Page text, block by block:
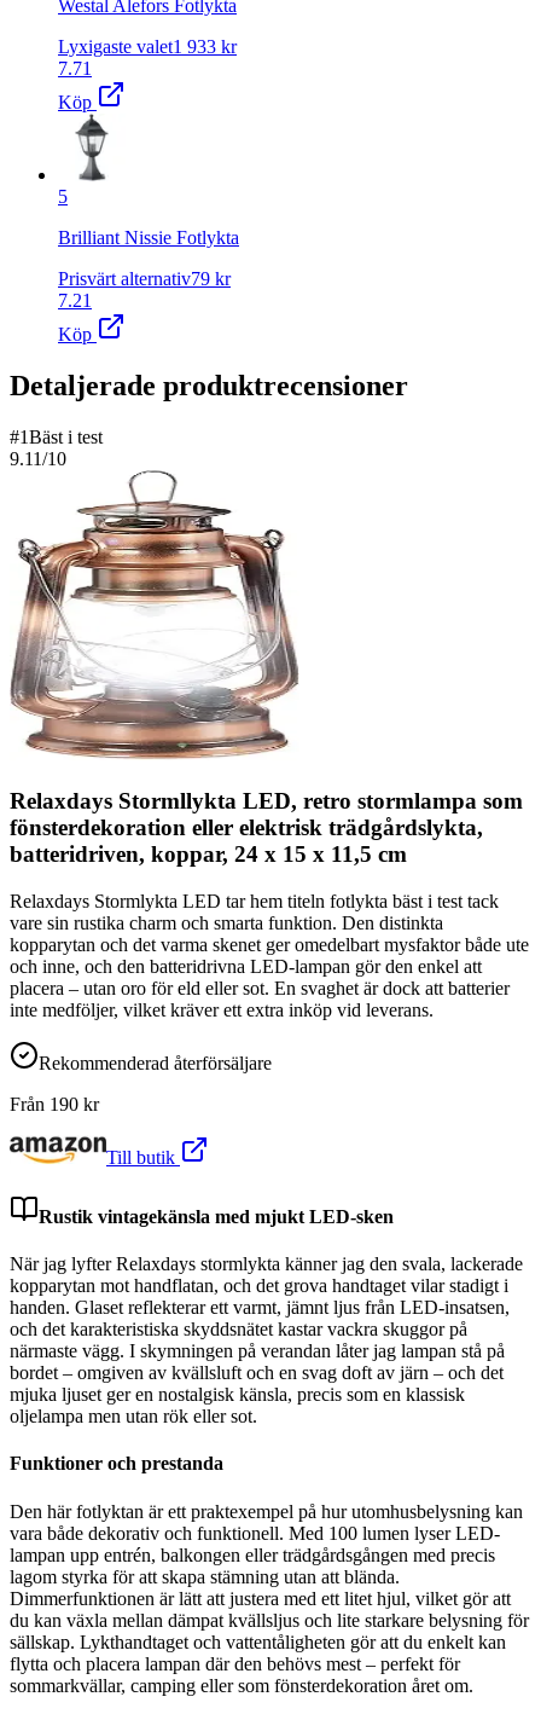
Westal Alefors Fotlykta
Lyxigaste valet1 933 kr
7.71
Köp
5
Brilliant Nissie Fotlykta
Prisvärt alternativ79 kr
7.21
Köp
Detaljerade produktrecensioner
#1Bäst i test
9.11/10
Relaxdays Stormllykta LED, retro stormlampa som
fönsterdekoration eller elektrisk trädgårdslykta,
batteridriven, koppar, 24 x 15 x 11,5 cm
Relaxdays Stormlykta LED tar hem titeln fotlykta bäst i test tack
vare sin rustika charm och smarta funktion. Den distinkta
kopparytan och det varma skenet ger omedelbart mysfaktor både ute
och inne, och den batteridrivna LED-lampan gör den enkel att
placera – utan oro för eld eller sot. En svaghet är dock att batterier
inte medföljer, vilket kräver ett extra inköp vid leverans.
Rekommenderad återförsäljare
Från 190 kr
Till butik
Rustik vintagekänsla med mjukt LED-sken
När jag lyfter Relaxdays stormlykta känner jag den svala, lackerade
kopparytan mot handflatan, och det grova handtaget vilar stadigt i
handen. Glaset reflekterar ett varmt, jämnt ljus från LED-insatsen,
och det karakteristiska skyddsnätet kastar vackra skuggor på
närmaste vägg. I skymningen på verandan låter jag lampan stå på
bordet – omgiven av kvällsluft och en svag doft av järn – och det
mjuka ljuset ger en nostalgisk känsla, precis som en klassisk
oljelampa men utan rök eller sot.
Funktioner och prestanda
Den här fotlyktan är ett praktexempel på hur utomhusbelysning kan
vara både dekorativ och funktionell. Med 100 lumen lyser LED-
lampan upp entrén, balkongen eller trädgårdsgången med precis
lagom styrka för att skapa stämning utan att blända.
Dimmerfunktionen är lätt att justera med ett litet hjul, vilket gör att
du kan växla mellan dämpat kvällsljus och lite starkare belysning för
sällskap. Lykthandtaget och vattentåligheten gör att du enkelt kan
flytta och placera lampan där den behövs mest – perfekt för
sommarkvällar, camping eller som fönsterdekoration året om.